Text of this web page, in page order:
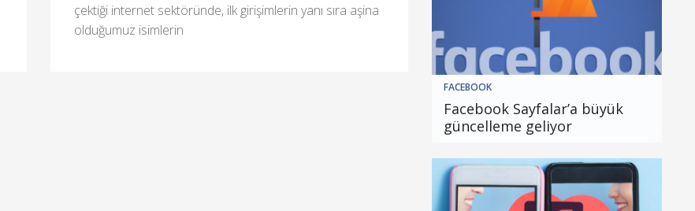
çektiği internet sektöründe, ilk girişimlerin yanı sıra aşina
olduğumuz isimlerin
FACEBOOK
Facebook Sayfalar’a büyük
güncelleme geliyor